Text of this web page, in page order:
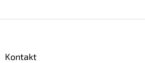
Kontakt